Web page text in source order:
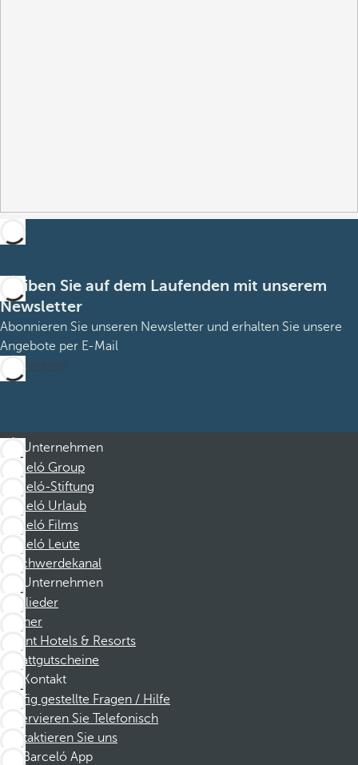
Bleiben Sie auf dem Laufenden mit unserem
Newsletter
Abonnieren Sie unseren Newsletter und erhalten Sie unsere
Angebote per E-Mail
Abonnieren
Unternehmen
Barceló Group
Barceló-Stiftung
Barceló Urlaub
Barceló Films
Barceló Leute
Beschwerdekanal
Unternehmen
Mitglieder
Partner
Dorint Hotels & Resorts
Rabattgutscheine
Kontakt
Häufig gestellte Fragen / Hilfe
Reservieren Sie Telefonisch
Kontaktieren Sie uns
Barceló App